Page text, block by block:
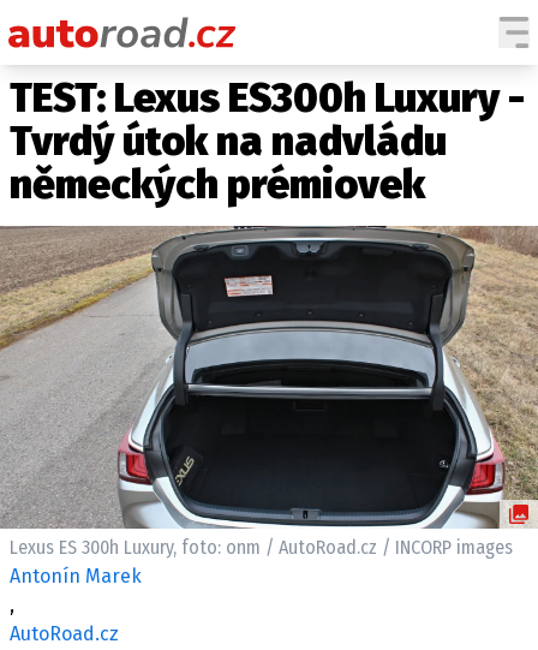
AUTA
TESTY AUT
NOVINKY
SPY
HISTORIE
ZAJÍMAVOSTI
TECHNIKA
EKONOMIKA
PROFI
ELEKTRO
TEST: Lexus ES300h Luxury -
Tvrdý útok na nadvládu
německých prémiovek
Lexus ES 300h Luxury, foto: onm / AutoRoad.cz / INCORP images
Antonín Marek
,
AutoRoad.cz